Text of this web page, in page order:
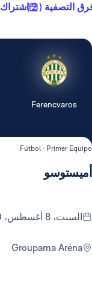
التصفية ( 2 ) اشتراك
Ferencvaros
Fútbol · Primer Equipo
أميستوسو
السبت، 8 أغسطس، 7:00 م h
Groupama Aréna